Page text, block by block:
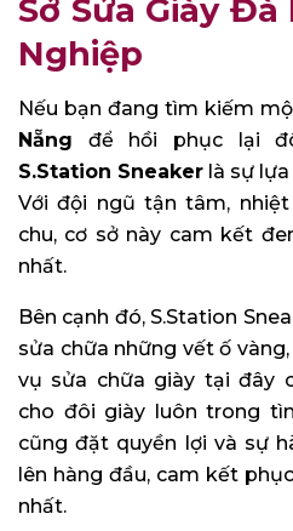
Sở Sửa Giày
Nghiệp
Nếu bạn đang tìm kiếm
Nẵng để hồi phục lại
S.Station Sneaker là sự
Với đội ngũ tận tâm,
chu, cơ sở này cam kết
nhất.
Bên cạnh đó, S.Station
sửa chữa những vết ố
vụ sửa chữa giày tại đây
cho đôi giày luôn trong
cũng đặt quyền lợi và sự
lên hàng đầu, cam kết
nhất.